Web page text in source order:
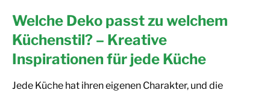
Welche Deko passt zu welchem
Küchenstil? – Kreative
Inspirationen für jede Küche
Jede Küche hat ihren eigenen Charakter, und die